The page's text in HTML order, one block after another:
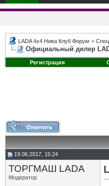
LADA 4x4 Нива Клуб Форум >
Официальный дилер
Регистрация
19.06.2017, 15:24
ТОРГМАШ LADA
Модератор